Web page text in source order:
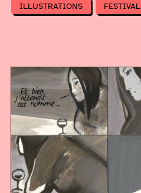
ILLUSTRATIONS FESTIVAL